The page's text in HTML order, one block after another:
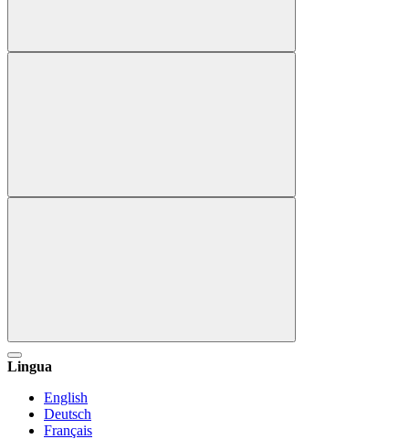
Lingua
English
Deutsch
Français